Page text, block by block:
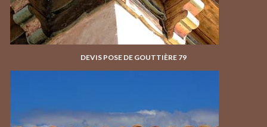
DEVIS POSE DE GOUTTIÈRE 79